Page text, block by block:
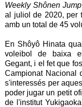
Weekly Shônen Jump
al juliol de 2020, per
amb un total de 45
En Shôyô Hinata
voleibol de baixa
Gegant, i el fet que
Campionat Nacional
s'interessés per
poder jugar un petit
de l'institut